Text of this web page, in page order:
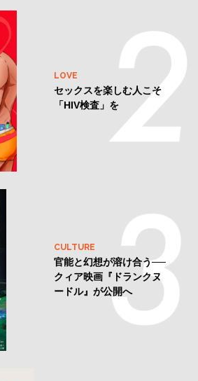
LOVE
セックスを楽しむ人こそ
「HIV検査」を
CULTURE
官能と幻想が溶け合う──
クィア映画『ドランクヌ
ードル』が公開へ